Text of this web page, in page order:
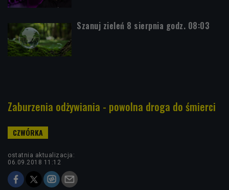
Szanuj zieleń 8 sierpnia godz. 08:03
Zaburzenia odżywiania - powolna droga do śmierci
ostatnia aktualizacja:
06.09.2018 11:12